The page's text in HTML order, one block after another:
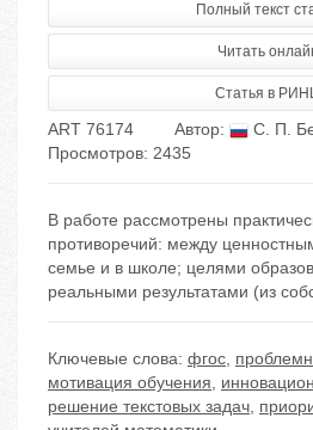
Полный текст
Читать
Статья в
ART 76174 Автор:
С. П.
Просмотров: 2435
В работе рассмотрены
противоречий: между
семье и в школе; целями
реальными результатами (из
Ключевые слова: фгос,
мотивация обучения,
решение текстовых задач,